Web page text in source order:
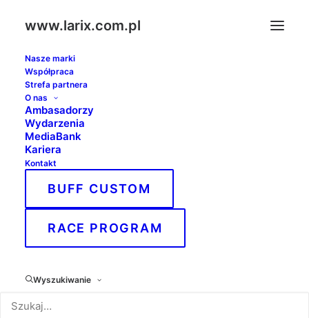
www.larix.com.pl
Nasze marki
Współpraca
Strefa partnera
O nas
Ambasadorzy
Wydarzenia
MediaBank
Kariera
Kontakt
BUFF CUSTOM
RACE PROGRAM
Wyszukiwanie
Mistrzostwa
Świata FIFA
z Reusch